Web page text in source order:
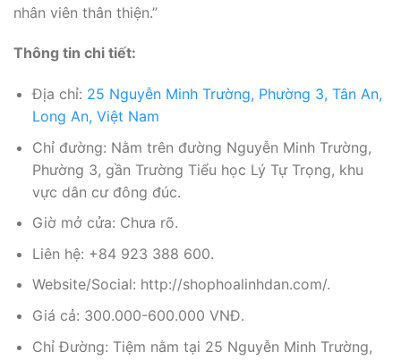
nhân viên thân thiện.”
Thông tin chi tiết:
Địa chỉ: 25 Nguyễn Minh Trường, Phường 3, Tân An,
Long An, Việt Nam
Chỉ đường: Nằm trên đường Nguyễn Minh Trường,
Phường 3, gần Trường Tiểu học Lý Tự Trọng, khu
vực dân cư đông đúc.
Giờ mở cửa: Chưa rõ.
Liên hệ: +84 923 388 600.
Website/Social: http://shophoalinhdan.com/.
Giá cả: 300.000-600.000 VNĐ.
Chỉ Đường: Tiệm nằm tại 25 Nguyễn Minh Trường,